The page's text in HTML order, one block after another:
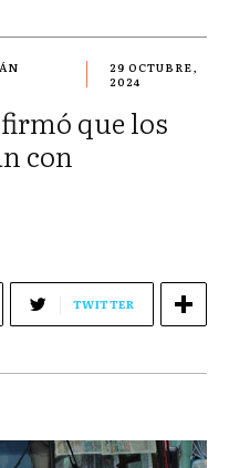
29 OCTUBRE,
2024
que los
con
TWITTER